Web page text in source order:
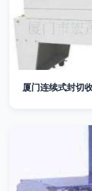
厦门连续式封切